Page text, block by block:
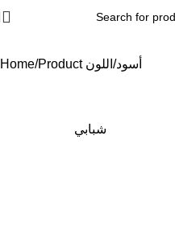
Home Product اللون أسود
شبابي